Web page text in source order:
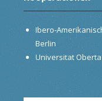
Ibero-
Berlin
Universitat